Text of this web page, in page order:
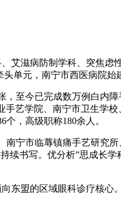
滋病防制学科、突焦虑
单元，南宁市西医病院始
今已完成数万例白内障
艺学院、南宁市卫生学
，高级职称180余人。
市临蓐镇痛手艺研究所
书写。优分析”思成长
盟的区域眼科诊疗核心